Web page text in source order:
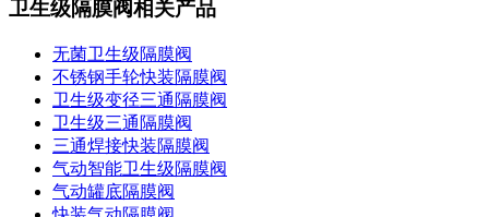
卫生级隔膜阀相关产品
无菌卫生级隔膜阀
不锈钢手轮快装隔膜阀
卫生级变径三通隔膜阀
卫生级三通隔膜阀
三通焊接快装隔膜阀
气动智能卫生级隔膜阀
气动罐底隔膜阀